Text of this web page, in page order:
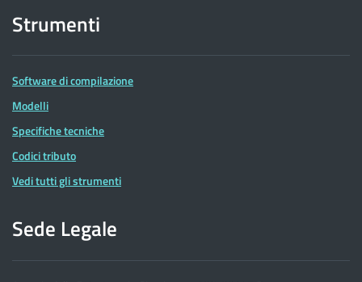
Strumenti
Software di compilazione
Modelli
Specifiche tecniche
Codici tributo
Vedi tutti gli strumenti
Sede Legale